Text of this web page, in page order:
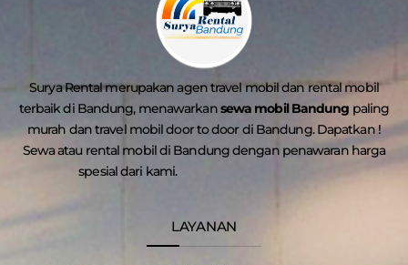
Surya Rental merupakan agen travel mobil dan rental mobil
terbaik di Bandung, menawarkansewa mobil Bandung paling
murah dan travel mobil door to door di Bandung. Dapatkan !
Sewa atau rental mobil di Bandung dengan penawaran harga
spesial dari kami.
LAYANAN